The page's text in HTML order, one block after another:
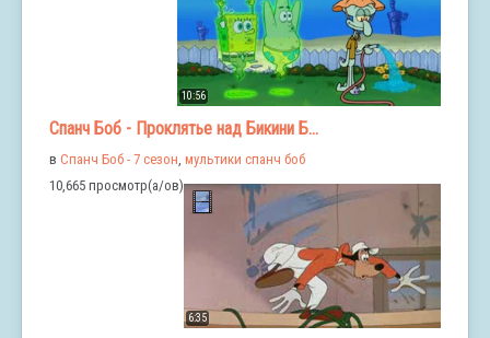
10:56
Спанч Боб - Проклятье над Бикини Б...
в Спанч Боб - 7 сезон мультики спанч боб
10,665 просмотр(а/ов)
6:35